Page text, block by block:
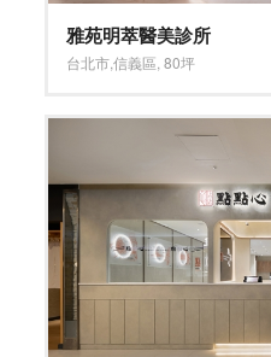
雅苑明萃醫美診所
台北市,信義區 ,80坪